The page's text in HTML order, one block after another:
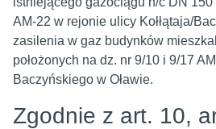
AM-22 w rejonie ulicy Kołłątaja/
zasilenia w gaz budynków
położonych na dz. nr 9/10 i 9/17
Baczyńskiego w Oławie.
Zgodnie z art. 10,